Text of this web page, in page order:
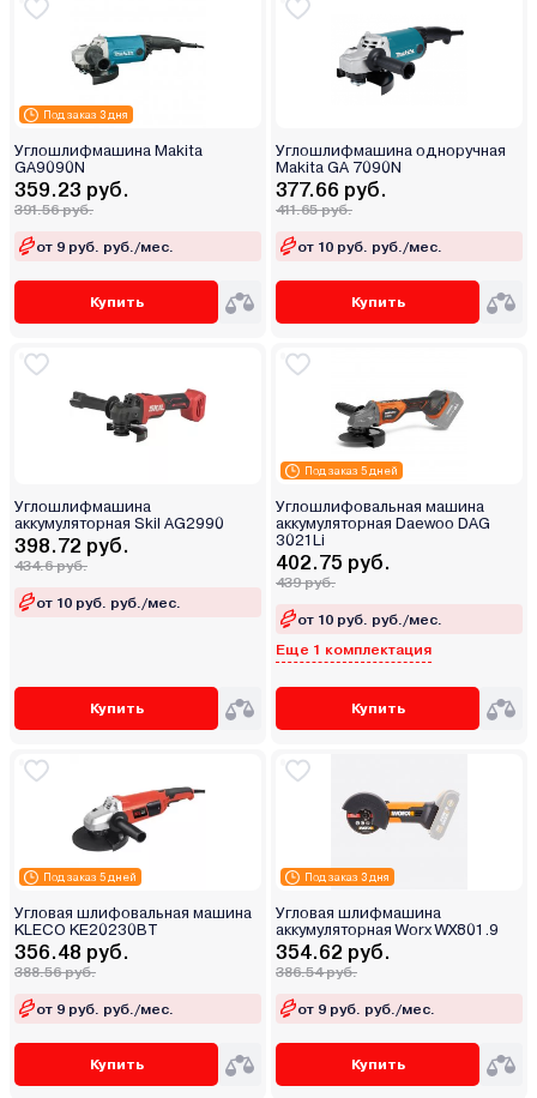
Под заказ 3 дня
Углошлифмашина Makita
GA9090N
359.23 руб.
391.56 руб.
от 9 руб. руб./мес.
Купить
Углошлифмашина одноручная
Makita GA 7090N
377.66 руб.
411.65 руб.
от 10 руб. руб./мес.
Купить
Углошлифмашина
аккумуляторная Skil AG2990
398.72 руб.
434.6 руб.
от 10 руб. руб./мес.
Купить
Под заказ 5 дней
Углошлифовальная машина
аккумуляторная Daewoo DAG
3021Li
402.75 руб.
439 руб.
от 10 руб. руб./мес.
Еще 1 комплектация
Купить
Под заказ 5 дней
Угловая шлифовальная машина
KLECO KE20230BT
356.48 руб.
388.56 руб.
от 9 руб. руб./мес.
Купить
Под заказ 3 дня
Угловая шлифмашина
аккумуляторная Worx WX801.9
354.62 руб.
386.54 руб.
от 9 руб. руб./мес.
Купить